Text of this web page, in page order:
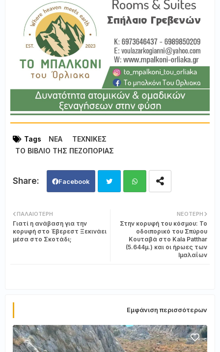
Tags ΝΕΑ
ΤΕΧΝΙΚΕΣ
ΤΟ ΒΙΒΛΙΟ ΤΗΣ ΠΕΖΟΠΟΡΙΑΣ
Facebook
ats
app
ΝΕΌΤΕΡΗ
Στην κορυφή του κόσμου: Το
οδοιπορικό του Σπύρου
Κουταβά στο Kala Patthar
(5.644μ.) και οι ήρωες των
Ιμαλαΐων
ΠΑΛΑΙΌΤΕΡΗ
Γιατί η ανάβαση για την
κορυφή στο Έβερεστ Ξεκινάει
μέσα στο Σκοτάδι;
Εμφάνιση περισσότερων